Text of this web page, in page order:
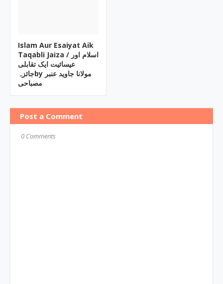
Islam Aur Esaiyat Aik
Taqabli Jaiza / اسلام اور
عیسائیت ایک تقابلی
جائزہby مولانا جاوید عنبر
مصباحی
Post a Comment
0 Comments